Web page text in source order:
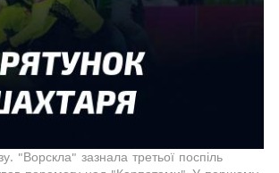
"Ворскла" зазнала третьої поспіль